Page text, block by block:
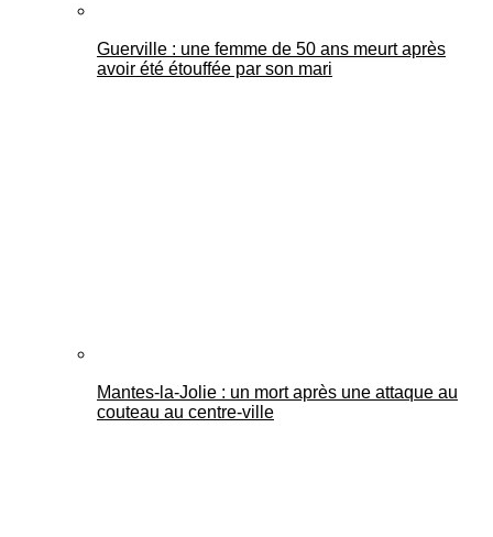
Guerville : une femme de 50 ans meurt après
avoir été étouffée par son mari
Mantes-la-Jolie : un mort après une attaque au
couteau au centre-ville